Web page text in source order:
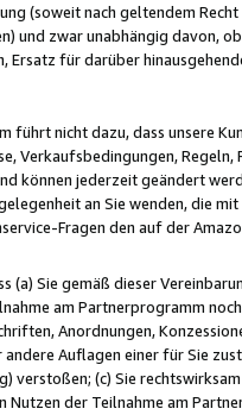
(soweit nach geltendem
und zwar unabhängig davon,
Ersatz für darüber
führt nicht dazu, dass unsere
Verkaufsbedingungen,
können jederzeit geändert
an Sie wenden, die
Fragen den auf der
(a) Sie gemäß dieser
am Partnerprogramm
Anordnungen,
Auflagen einer für Sie
verstoßen; (c) Sie
Nutzen der Teilnahme am